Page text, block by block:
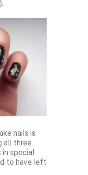
nails is
all three
in special
to have left